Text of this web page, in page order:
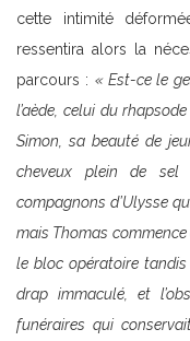
cette intimité
ressentira alors la
parcours : « Est-ce le
l’aède, celui du
Simon, sa beauté de
cheveux plein de sel
compagnons d’Ulysse
mais Thomas commence
le bloc opératoire tandis
drap immaculé, et
funéraires qui